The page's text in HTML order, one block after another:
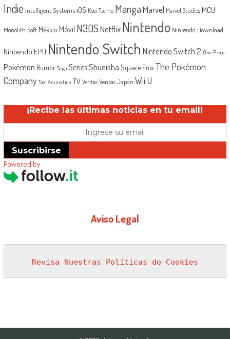
Indie Intelligent Systems iOS Koei Tecmo MangaMarvel Marvel Studios MCU
Monolith Soft México Móvil N3DSNetflix Nintendo Nintendo Download
Nintendo EPD Nintendo Switch Nintendo Switch 2 One Piece
Pokémon Rumor Sega SeriesShueisha Square EnixThe Pokémon
Company Toei Animation TV Ventas Ventas Japón Wii U
¡Recibe las últimas noticias en tu email!
Suscribirse
Powered by
Aviso Legal
Revisa Nuestras Políticas de Cookies